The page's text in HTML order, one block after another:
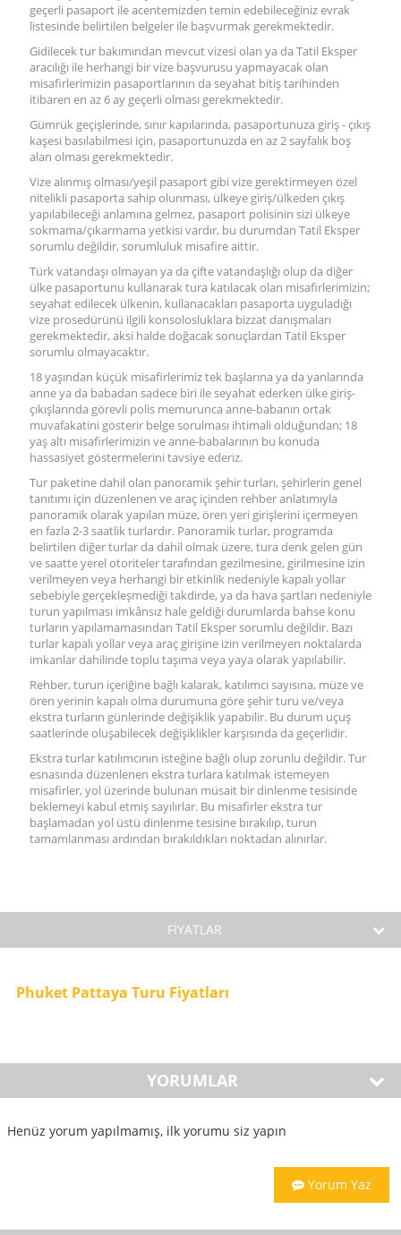
geçerli pasaport ile acentemizden temin edebileceğiniz evrak
listesinde belirtilen belgeler ile başvurmak gerekmektedir.
Gidilecek tur bakımından mevcut vizesi olan ya da Tatil Eksper
aracılığı ile herhangi bir vize başvurusu yapmayacak olan
misafirlerimizin pasaportlarının da seyahat bitiş tarihinden
itibaren en az 6 ay geçerli olması gerekmektedir.
Gümrük geçişlerinde, sınır kapılarında, pasaportunuza giriş - çıkış
kaşesi basılabilmesi için, pasaportunuzda en az 2 sayfalık boş
alan olması gerekmektedir.
Vize alınmış olması/yeşil pasaport gibi vize gerektirmeyen özel
nitelikli pasaporta sahip olunması, ülkeye giriş/ülkeden çıkış
yapılabileceği anlamına gelmez, pasaport polisinin sizi ülkeye
sokmama/çıkarmama yetkisi vardır, bu durumdan Tatil Eksper
sorumlu değildir, sorumluluk misafire aittir.
Türk vatandaşı olmayan ya da çifte vatandaşlığı olup da diğer
ülke pasaportunu kullanarak tura katılacak olan misafirlerimizin;
seyahat edilecek ülkenin, kullanacakları pasaporta uyguladığı
vize prosedürünü ilgili konsolosluklara bizzat danışmaları
gerekmektedir, aksi halde doğacak sonuçlardan Tatil Eksper
sorumlu olmayacaktır.
18 yaşından küçük misafirlerimiz tek başlarına ya da yanlarında
anne ya da babadan sadece biri ile seyahat ederken ülke giriş-
çıkışlarında görevli polis memurunca anne-babanın ortak
muvafakatini gösterir belge sorulması ihtimali olduğundan; 18
yaş altı misafirlerimizin ve anne-babalarının bu konuda
hassasiyet göstermelerini tavsiye ederiz.
Tur paketine dahil olan panoramik şehir turları, şehirlerin genel
tanıtımı için düzenlenen ve araç içinden rehber anlatımıyla
panoramik olarak yapılan müze, ören yeri girişlerini içermeyen
en fazla 2-3 saatlik turlardır. Panoramik turlar, programda
belirtilen diğer turlar da dahil olmak üzere, tura denk gelen gün
ve saatte yerel otoriteler tarafından gezilmesine, girilmesine izin
verilmeyen veya herhangi bir etkinlik nedeniyle kapalı yollar
sebebiyle gerçekleşmediği takdirde, ya da hava şartları nedeniyle
turun yapılması imkânsız hale geldiği durumlarda bahse konu
turların yapılamamasından Tatil Eksper sorumlu değildir. Bazı
turlar kapalı yollar veya araç girişine izin verilmeyen noktalarda
imkanlar dahilinde toplu taşıma veya yaya olarak yapılabilir.
Rehber, turun içeriğine bağlı kalarak, katılımcı sayısına, müze ve
ören yerinin kapalı olma durumuna göre şehir turu ve/veya
ekstra turların günlerinde değişiklik yapabilir. Bu durum uçuş
saatlerinde oluşabilecek değişiklikler karşısında da geçerlidir.
Ekstra turlar katılımcının isteğine bağlı olup zorunlu değildir. Tur
esnasında düzenlenen ekstra turlara katılmak istemeyen
misafirler, yol üzerinde bulunan müsait bir dinlenme tesisinde
beklemeyi kabul etmiş sayılırlar. Bu misafirler ekstra tur
başlamadan yol üstü dinlenme tesisine bırakılıp, turun
tamamlanması ardından bırakıldıkları noktadan alınırlar.
FİYATLAR
Phuket Pattaya Turu Fiyatları
YORUMLAR
Henüz yorum yapılmamış, ilk yorumu siz yapın
Yorum Yaz